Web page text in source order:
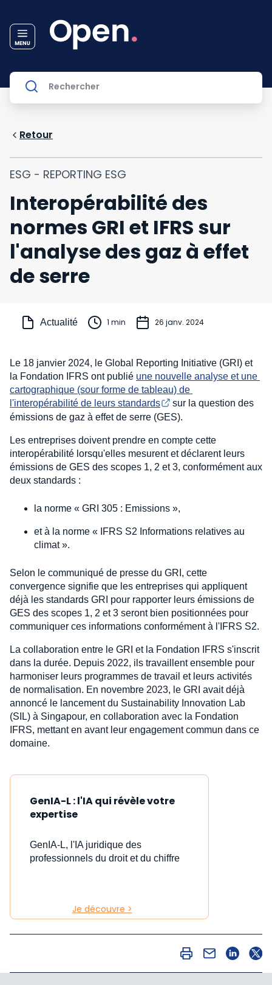
Retour
ESG - REPORTING ESG
Interopérabilité des
normes GRI et IFRS sur
l'analyse des gaz à effet
de serre
Actualité 1 min 26 janv. 2024
Le 18 janvier 2024, le Global Reporting Initiative (GRI) et
la Fondation IFRS ont publié une nouvelle analyse et une
cartographique (sour forme de tableau) de
l'interopérabilité de leurs standards
sur la question des
émissions de gaz à effet de serre (GES).
Les entreprises doivent prendre en compte cette
interopérabilité lorsqu'elles mesurent et déclarent leurs
émissions de GES des scopes 1, 2 et 3, conformément aux
deux standards :
la norme « GRI 305 : Emissions »,
et à la norme « IFRS S2 Informations relatives au
climat ».
Selon le communiqué de presse du GRI, cette
convergence signifie que les entreprises qui appliquent
déjà les standards GRI pour rapporter leurs émissions de
GES des scopes 1, 2 et 3 seront bien positionnées pour
communiquer ces informations conformément à l'IFRS S2.
La collaboration entre le GRI et la Fondation IFRS s'inscrit
dans la durée. Depuis 2022, ils travaillent ensemble pour
harmoniser leurs programmes de travail et leurs activités
de normalisation. En novembre 2023, le GRI avait déjà
annoncé le lancement du Sustainability Innovation Lab
(SIL) à Singapour, en collaboration avec la Fondation
IFRS, mettant en avant leur engagement commun dans ce
domaine.
GenIA-L : l'IA qui révèle votre
expertise
GenIA-L, l'IA juridique des
professionnels du droit et du chiffre
Je découvre >